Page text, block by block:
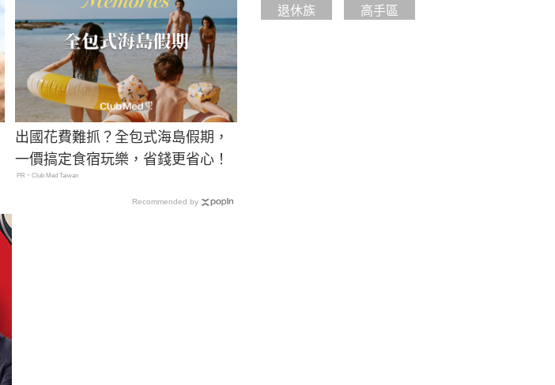
出國花費難抓？全包式海島假期，
一價搞定食宿玩樂，省錢更省心！
PR・Club Med Taiwan
Recommended by
退休族 高手區